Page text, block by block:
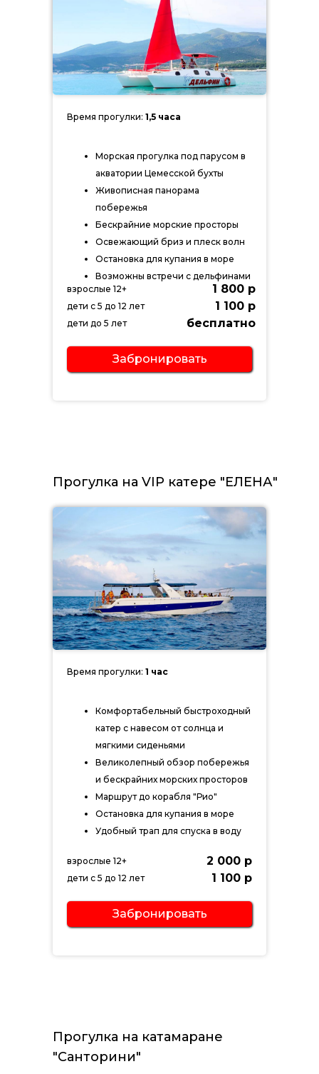
Морская прогулка под парусом в
акватории Цемесской бухты
Живописная панорама
побережья
Бескрайние морские просторы
Освежающий бриз и плеск волн
Остановка для купания в море
Возможны встречи с дельфинами
Забронировать
взрослые 12+
дети с 5 до 12 лет
дети до 5 лет
1 800 р
1 100 р
бесплатно
Время прогулки: 1,5 часа
Прогулка на VIP катере "ЕЛЕНА"
Комфортабельный быстроходный
катер с навесом от солнца и
мягкими сиденьями
Великолепный обзор побережья
и бескрайних морских просторов
Маршрут до корабля "Рио"
Остановка для купания в море
Удобный трап для спуска в воду
Забронировать
взрослые 12+
дети с 5 до 12 лет
2 000 р
1 100 р
Время прогулки: 1 час
Прогулка на катамаране
"Санторини"